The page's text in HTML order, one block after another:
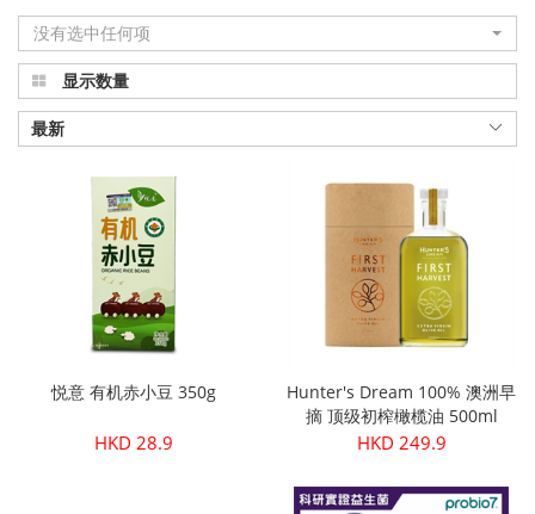
没有选中任何项
显示数量
最新
悦意 有机赤小豆 350g
HKD 28.9
Hunter's Dream 100% 澳洲早
摘 顶级初榨橄榄油 500ml
HKD 249.9